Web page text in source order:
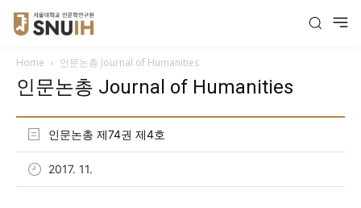
Home 인문논총 Journal of Humanities
인문논총 Journal of Humanities
인문논총 제74권 제4호
2017. 11.